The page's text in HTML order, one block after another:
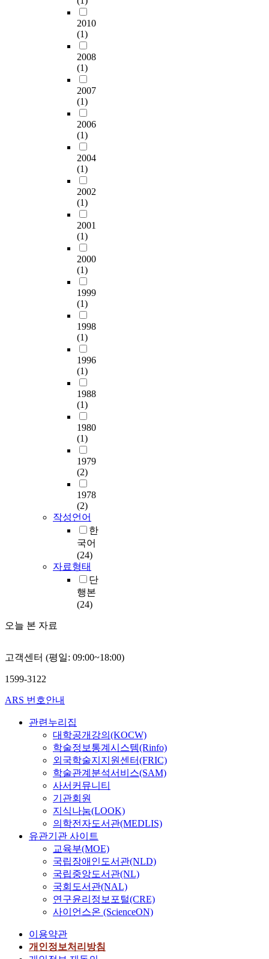
2010
(1)
2008
(1)
2007
(1)
2006
(1)
2004
(1)
2002
(1)
2001
(1)
2000
(1)
1999
(1)
1998
(1)
1996
(1)
1988
(1)
1980
(1)
1979
(2)
1978
(2)
작성언어
한
국어
(24)
자료형태
단
행본
(24)
오늘 본 자료
고객센터 (평일: 09:00~18:00)
1599-3122
ARS 번호안내
관련누리집
대학공개강의(KOCW)
학술정보통계시스템(Rinfo)
외국학술지지원센터(FRIC)
학술관계분석서비스(SAM)
사서커뮤니티
기관회원
지식나눔(LOOK)
의학전자도서관(MEDLIS)
유관기관 사이트
교육부(MOE)
국립장애인도서관(NLD)
국립중앙도서관(NL)
국회도서관(NAL)
연구윤리정보포털(CRE)
사이언스온 (ScienceON)
이용약관
개인정보처리방침